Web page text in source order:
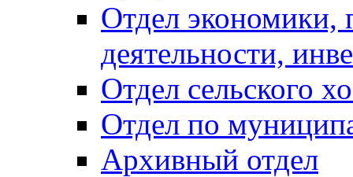
Отдел экономики,
деятельности,
Отдел сельского
Отдел по
Архивный отдел